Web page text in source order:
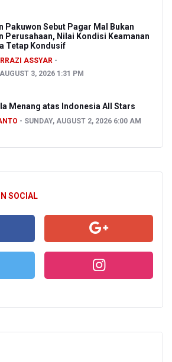
Pakuwon Sebut Pagar Mal Bukan
Perusahaan, Nilai Kondisi Keamanan
Tetap Kondusif
ASSYAR
3, 2026 1:31 PM
Menang atas Indonesia All Stars
SUNDAY, AUGUST 2, 2026 6:00 AM
SOCIAL